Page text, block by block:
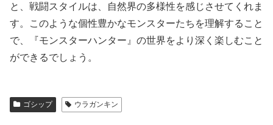
と、戦闘スタイルは、自然界の多様性を感じさせてくれま
す。このような個性豊かなモンスターたちを理解すること
で、『モンスターハンター』の世界をより深く楽しむこと
ができるでしょう。
ゴシップ ウラガンキン